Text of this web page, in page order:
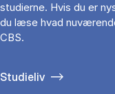
studierne. Hvis du er
du læse hvad
CBS.
Studieliv